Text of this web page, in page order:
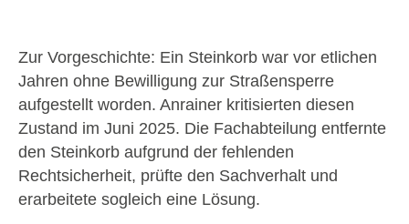
Zur Vorgeschichte: Ein Steinkorb war vor etlichen
Jahren ohne Bewilligung zur Straßensperre
aufgestellt worden. Anrainer kritisierten diesen
Zustand im Juni 2025. Die Fachabteilung entfernte
den Steinkorb aufgrund der fehlenden
Rechtsicherheit, prüfte den Sachverhalt und
erarbeitete sogleich eine Lösung.